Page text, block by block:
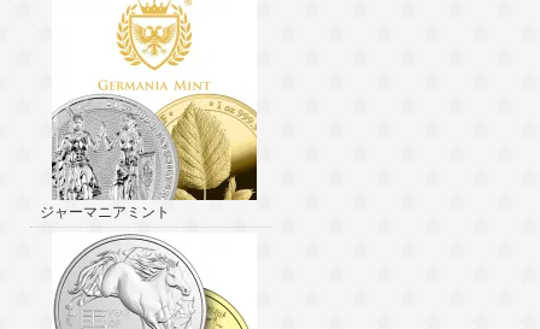
ジャーマニアミント